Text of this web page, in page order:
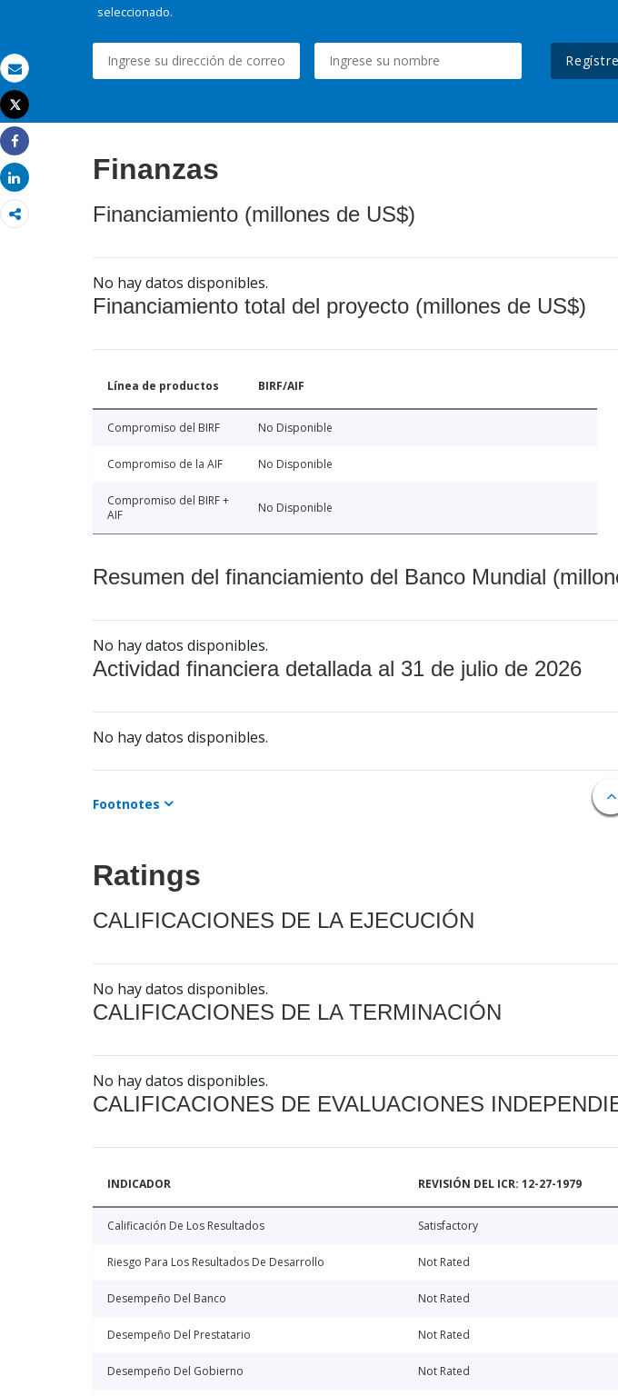
Correo electrónico
Imprimir
Tweet
Share
Share
seleccionado.
Finanzas
Financiamiento (millones de US$)
No hay datos disponibles.
Financiamiento total del proyecto (millones de US$)
Línea de productos BIRF/AIF
Compromiso del BIRF No Disponible
Compromiso de la AIF No Disponible
Compromiso del BIRF +
AIF
No Disponible
Resumen del financiamiento del Banco Mundial
No hay datos disponibles.
Actividad financiera detallada al 31 de julio de 2026
No hay datos disponibles.
Footnotes
Ratings
CALIFICACIONES DE LA EJECUCIÓN
No hay datos disponibles.
CALIFICACIONES DE LA TERMINACIÓN
No hay datos disponibles.
CALIFICACIONES DE EVALUACIONES
INDICADOR REVISIÓN DEL ICR: 12-27-1979
Calificación De Los Resultados Satisfactory
Riesgo Para Los Resultados De Desarrollo Not Rated
Desempeño Del Banco Not Rated
Desempeño Del Prestatario Not Rated
Desempeño Del Gobierno Not Rated